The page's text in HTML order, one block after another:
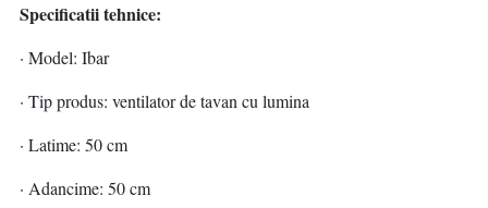
Specificatii tehnice:
· Model: Ibar
· Tip produs: ventilator de tavan cu lumina
· Latime: 50 cm
· Adancime: 50 cm